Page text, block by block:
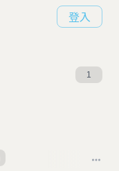
登入
1